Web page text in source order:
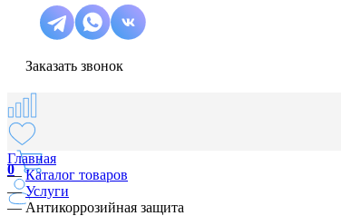
Заказать звонок
0
Главная
—Каталог товаров
—Услуги
—Антикоррозийная защита